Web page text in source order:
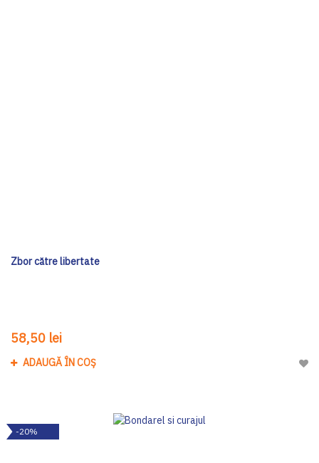
Zbor către libertate
58,50 lei
ADAUGĂ ÎN COȘ
-20%